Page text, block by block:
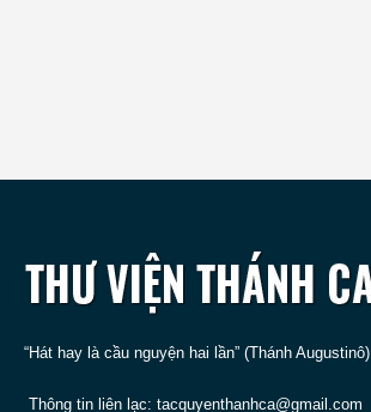
“Hát hay là cầu nguyện hai lần” (Thánh Augustinô)
Thông tin liên lạc: tacquyenthanhca@gmail.com